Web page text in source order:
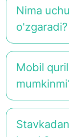
Nima
o'zgaradi?
Mobil